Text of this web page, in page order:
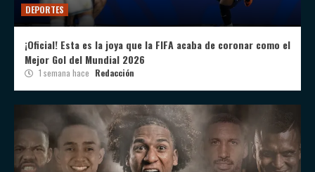
DEPORTES
¡Oficial! Esta es la joya que la FIFA acaba de coronar como el
Mejor Gol del Mundial 2026
1 semana hace Redacción